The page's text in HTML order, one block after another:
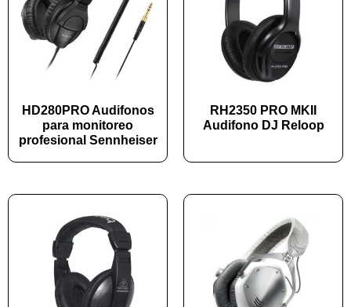
HD280PRO Audifonos
para monitoreo
profesional Sennheiser
RH2350 PRO MKII
Audifono DJ Reloop